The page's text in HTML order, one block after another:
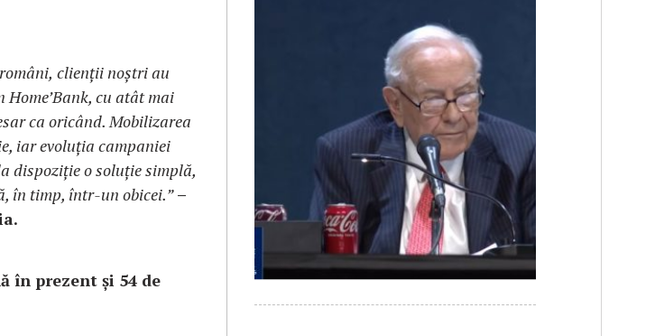
clienții noștri au
cu atât mai
ca oricând. Mobilizarea
iar evoluția campaniei
dispoziție o soluție simplă,
în timp, într-un obicei.”–
în prezent și 54 de